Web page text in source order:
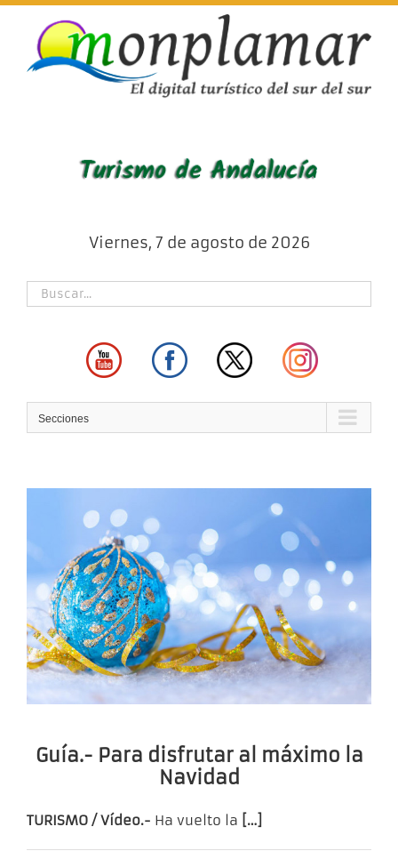
Skip
content
Viernes, 7 de agosto de 2026
Secciones
Guía.- Para disfrutar al máximo la
Navidad
TURISMO / Vídeo.- Ha vuelto la […]